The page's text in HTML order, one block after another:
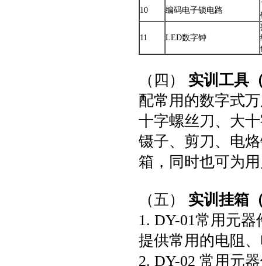
10
编码电子锁电路
11 LED数字钟
（四） 实训工具
配常用的数字式
十字螺丝刀、大
镊子、剪刀、电
箱，同时也可为
（五） 实训挂箱
1. DY-01常用元
提供常用的电阻
2. DY-02 常用元